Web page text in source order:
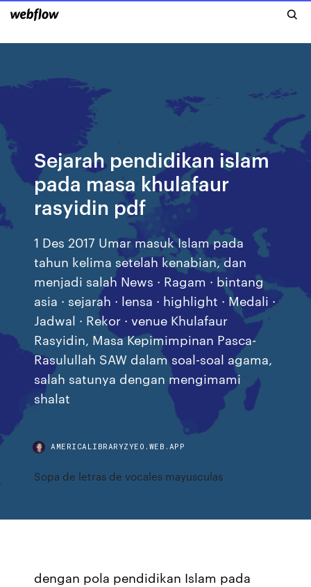
Sejarah pendidikan islam
pada masa khulafaur
rasyidin pdf
1 Des 2017 Umar masuk Islam pada
tahun kelima setelah kenabian, dan
menjadi salah News · Ragam · bintang
asia · sejarah · lensa · highlight · Medali ·
Jadwal · Rekor · venue Khulafaur
Rasyidin, Masa Kepimimpinan Pasca-
Rasulullah SAW dalam soal-soal agama,
salah satunya dengan mengimami
shalat
AMERICALIBRARYZYEO.WEB.APP
Sopa de letras de vocales mayusculas
dengan pola pendidikan Islam pada